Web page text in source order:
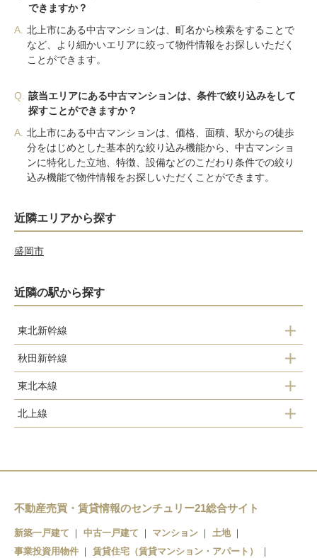
できますか？
A. 北上市にある中古マンションは、町名から検索をすることで
など、より細かいエリアに絞って物件情報をお探しいただく
ことができます。
Q.
該当エリアにある中古マンションは、条件で絞り込みをして
探すことができますか？
A. 北上市にある中古マンションは、価格、面積、駅からの徒歩
分をはじめとした基本的な絞り込み機能から、中古マンショ
ンに特化した立地、特徴、設備などのこだわり条件での絞り
込み機能で物件情報をお探しいただくことができます。
近隣エリアから探す
盛岡市
近隣の駅から探す
東北新幹線
北上駅
秋田新幹線
北上駅
東北本線
北上駅
北上線
柳原駅
江釣子駅
藤根駅
不動産売買・賃貸情報のセンチュリー21総合サイト
新築一戸建て 中古一戸建て マンション
土地
事業投資用物件
賃貸住宅（賃貸マンション・アパート）